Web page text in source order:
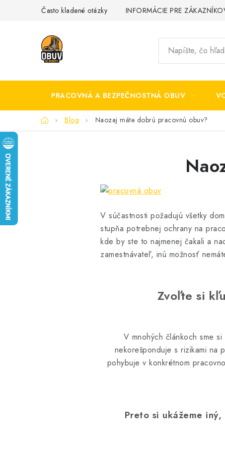
Často kladené otázky INFORMÁCIE PRE
PRACOVNÁ A BEZPEČNOSTNÁ OBUV
DomovBlog Naozaj máte dobrú pracovnú obuv?
V súčastnosti požadujú všetky
stupňa potrebnej ochrany na
kde by ste to najmenej čakali a
zamestnávateľ, inú možnosť
Zvoľte si
V mnohých článkoch sme
nekorešponduje s rizikami na
pohybuje v konkrétnom
Preto si ukážeme